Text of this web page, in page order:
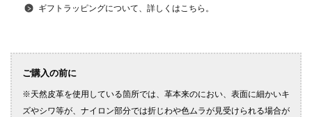
ギフトラッピングについて、詳しくはこちら。